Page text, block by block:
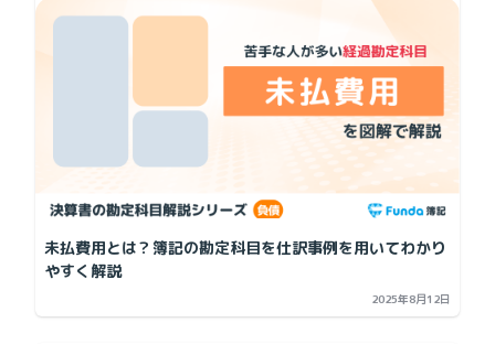
未払費用とは？簿記の勘定科目を仕訳事例を用いてわかり
やすく解説
2025年8月12日